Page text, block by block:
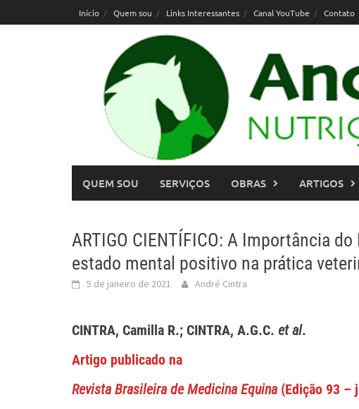
to
Início Quem sou Links Interessantes Canal YouTube Contato
QUEM SOU SERVIÇOS OBRAS ARTIGOS
ARTIGO CIENTÍFICO: A Importância
estado mental positivo na prática
5 de janeiro de 2021 André Cintra
CINTRA, Camilla R.; CINTRA, A.G.C. et al.
Artigo publicado na
Revista Brasileira de Medicina Equina (Edição 93 –